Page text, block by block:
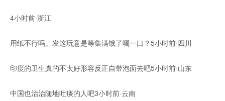
4小时前·浙江
用纸不行吗。发这玩意是等集满饿了喝一口？5小时前·四川
印度的卫生真的不太好形容反正自带泡面去吧5小时前·山东
中国也治治随地吐痰的人吧3小时前·云南